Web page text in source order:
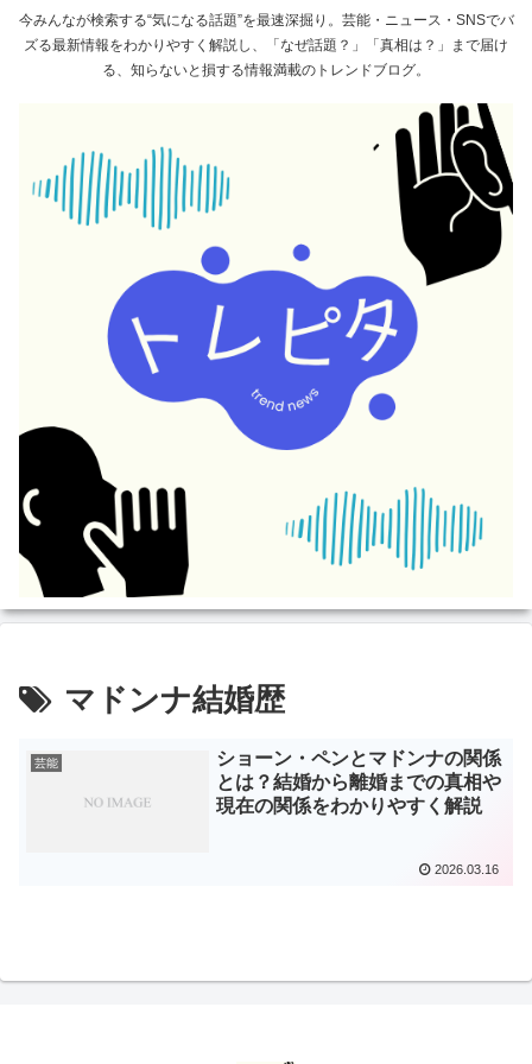
今みんなが検索する“気になる話題”を最速深掘り。芸能・ニュース・SNSでバ
ズる最新情報をわかりやすく解説し、「なぜ話題？」「真相は？」まで届け
る、知らないと損する情報満載のトレンドブログ。
マドンナ結婚歴
芸能
ショーン・ペンとマドンナの関係
とは？結婚から離婚までの真相や
現在の関係をわかりやすく解説
2026.03.16